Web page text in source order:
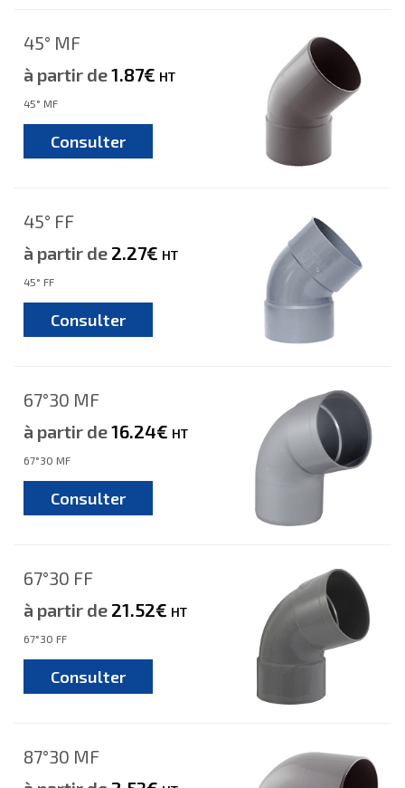
45° MF
à partir de1.87€ HT
45° MF
Consulter
45° FF
à partir de 2.27€ HT
45° FF
Consulter
67°30 MF
à partir de16.24€ HT
67°30 MF
Consulter
67°30 FF
à partir de 21.52€ HT
67°30 FF
Consulter
87°30 MF